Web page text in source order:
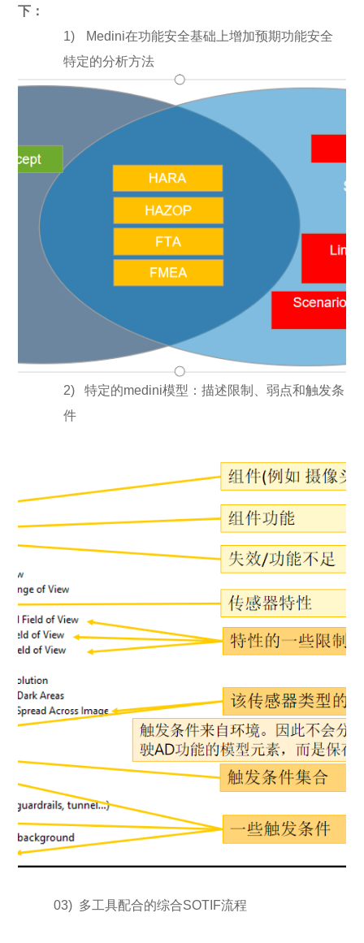
下：
1)
Medini在功能安全基础上增加预期功能安全
特定的分析方法
2)
特定的medini模型：描述限制、弱点和触发条
件
03) 多工具配合的综合SOTIF流程